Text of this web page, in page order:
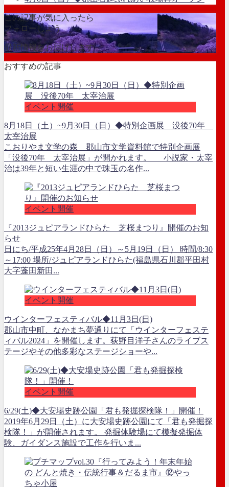
この記事が気に入ったら
フォローしよう
最新情報をお届けします
おすすめの記事
イベント開催
8月18日（土）~9月30日（日）◆特別企画展 没後70年
太宰治展
こおりやま文学の森 郡山市文学資料館で特別企画展
「没後70年 太宰治展」が開かれます。 小説家・太宰
治は39年と短い生涯の中で珠玉の名作...
イベント開催
『2013ジュピアランドひらた 芝桜まつり』開催のお知
らせ
日にち/平成25年4月28日（日）～5月19日（日） 時間/8:30
～17:00 場所/ジュピアランドひらた(福島県石川郡平田村
大字蓬田新田...
イベント開催
ウインターフェスティバル◆11月3日(日)
郡山市中町、なかまち夢通りにて「ウインターフェステ
ィバル2024」を開催します。荻野目洋子さんのライブス
テージやその他多彩なステージショーや...
イベント開催
6/29(土)◆大安場史跡公園「君も発掘探検隊！」開催！
2019年6月29日（土）に大安場史跡公園にて「君も発掘探
検隊！」が開催されます。 発掘体験場にて模擬発掘体
験、ガイダンス施設で工作を行いま...